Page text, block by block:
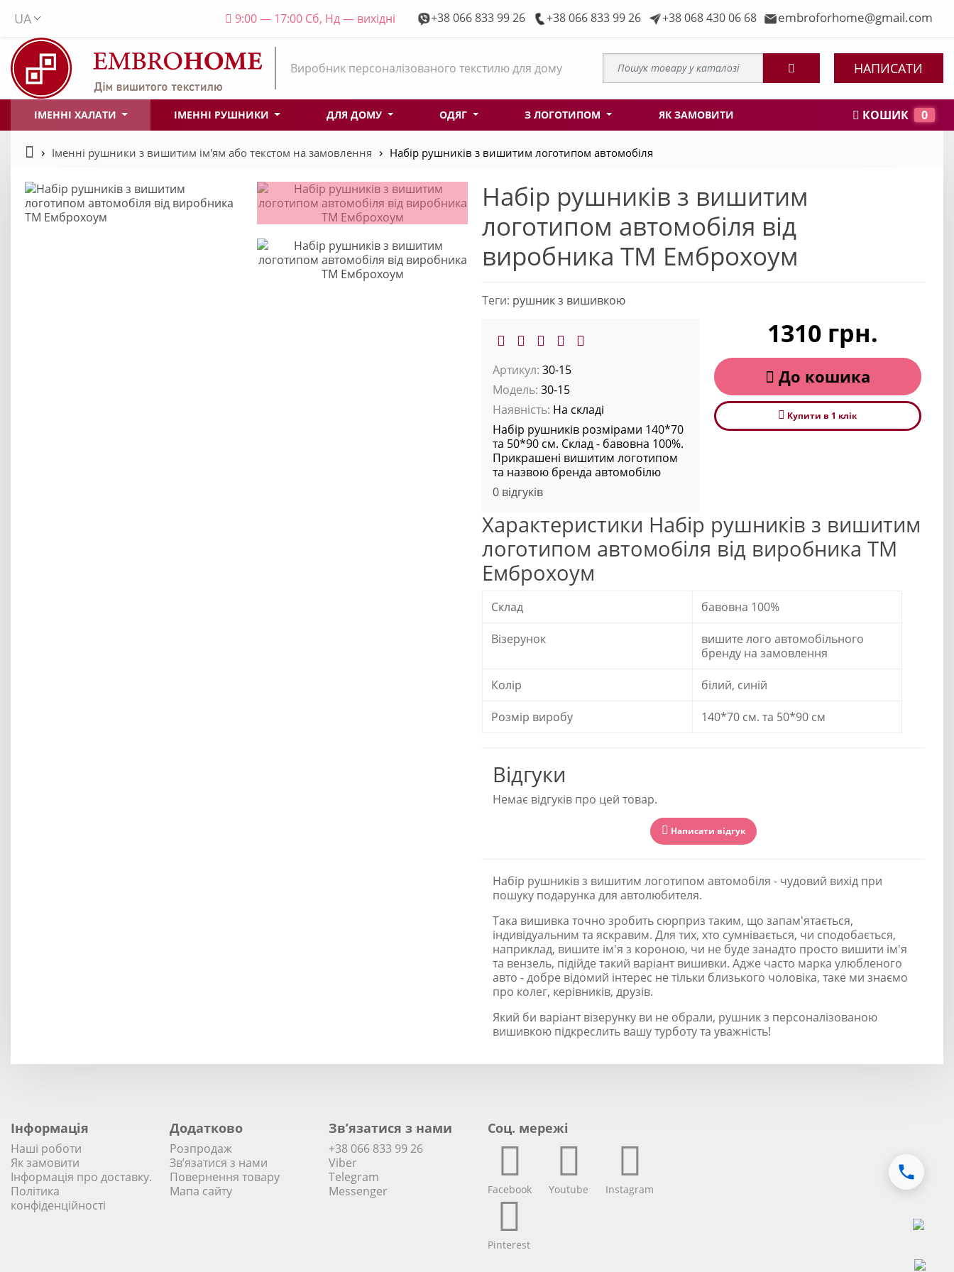
UA 9:00 — 17:00 Сб, Нд — вихідні +38 066 833 99 26 +38 066 833 99 26 +38 068 430 06 68 embroforhome@gmail.com
Виробник персоналізованого текстилю для дому НАПИСАТИ
ІМЕННІ ХАЛАТИ ІМЕННІ РУШНИКИ ДЛЯ ДОМУ ОДЯГ З ЛОГОТИПОМ ЯК ЗАМОВИТИ КОШИК 0
Іменні рушники з вишитим ім'ям або текстом на замовлення Набір рушників з вишитим логотипом автомобіля
Набір рушників з вишитим
логотипом автомобіля від
виробника ТМ Емброхоум
Теги: рушник з вишивкою
Артикул: 30-15
Модель: 30-15
Наявність: На складі
Набір рушників розмірами 140*70
та 50*90 см. Склад - бавовна 100%.
Прикрашені вишитим логотипом
та назвою бренда автомобілю
0 відгуків
1310 грн.
До кошика
Купити в 1 клiк
Характеристики Набір рушників з вишитим
логотипом автомобіля від виробника ТМ
Емброхоум
Склад бавовна 100%
Візерунок
вишите лого автомобільного
бренду на замовлення
Колір білий, синій
Розмір виробу 140*70 см. та 50*90 см
Відгуки
Немає відгуків про цей товар.
Написати відгук
Набір рушників з вишитим логотипом автомобіля - чудовий вихід при
пошуку подарунка для автолюбителя.
Така вишивка точно зробить сюрприз таким, що запам'ятається,
індивідуальним та яскравим. Для тих, хто сумнівається, чи сподобається,
наприклад, вишите ім'я з короною, чи не буде занадто просто вишити ім'я
та вензель, підійде такий варіант вишивки. Адже часто марка улюбленого
авто - добре відомий інтерес не тільки близького чоловіка, таке ми знаємо
про колег, керівників, друзів.
Який би варіант візерунку ви не обрали, рушник з персоналізованою
вишивкою підкреслить вашу турботу та уважність!
Інформація
Наші роботи
Як замовити
Інформація про доставку.
Політика
конфіденційності
Додатково
Розпродаж
Зв’язатися з нами
Повернення товару
Мапа сайту
Зв’язатися з нами
+38 066 833 99 26
Viber
Telegram
Messenger
Соц. мережi
Facebook Youtube Instagram
Pinterest